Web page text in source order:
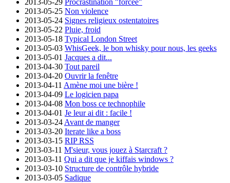
2013-05-25 Non violence
2013-05-24 Signes religieux ostentatoires
2013-05-22 Pluie, froid
2013-05-18 Typical London Street
2013-05-03 WhisGeek, le bon whisky pour nous, les geeks
2013-05-01 Jacques a dit...
2013-04-30 Tout pareil
2013-04-20 Ouvrir la fenêtre
2013-04-11 Amène moi une bière !
2013-04-09 Le logicien papa
2013-04-08 Mon boss ce technophile
2013-04-01 Je leur ai dit : facile !
2013-03-24 Avant de manger
2013-03-20 Iterate like a boss
2013-03-15 RIP RSS
2013-03-11 M'sieur, vous jouez à Starcraft ?
2013-03-11 Qui a dit que je kiffais windows ?
2013-03-10 Structure de contrôle hybride
2013-03-05 Sadique